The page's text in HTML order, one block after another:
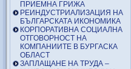
ПРИЕМНА ГРИЖА
РЕИНДУСТРИАЛИЗАЦИЯ НА
БЪЛГАРСКАТА ИКОНОМИКА
КОРПОРАТИВНА СОЦИАЛНА
ОТГОВОРНОСТ НА
КОМПАНИИТЕ В БУРГАСКА
ОБЛАСТ
ЗАПЛАЩАНЕ НА ТРУДА –